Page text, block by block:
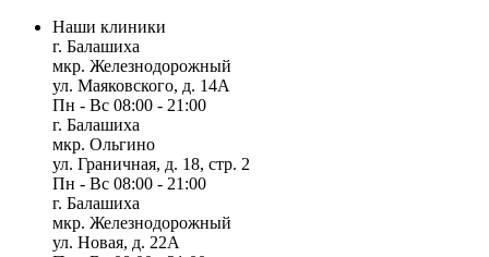
Наши клиники
г. Балашиха
мкр. Железнодорожный
ул. Маяковского, д. 14А
Пн - Вс 08:00 - 21:00
г. Балашиха
мкр. Ольгино
ул. Граничная, д. 18, стр. 2
Пн - Вс 08:00 - 21:00
г. Балашиха
мкр. Железнодорожный
ул. Новая, д. 22А